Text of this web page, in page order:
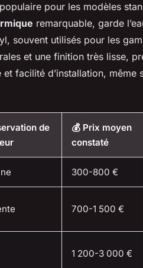
pour les modèles
remarquable, garde
souvent utilisés pour les
et une finition très lisse,
facilité d’installation, même
de
💰 Prix moyen
constaté
300-800 €
700-1 500 €
1 200-3 000 €